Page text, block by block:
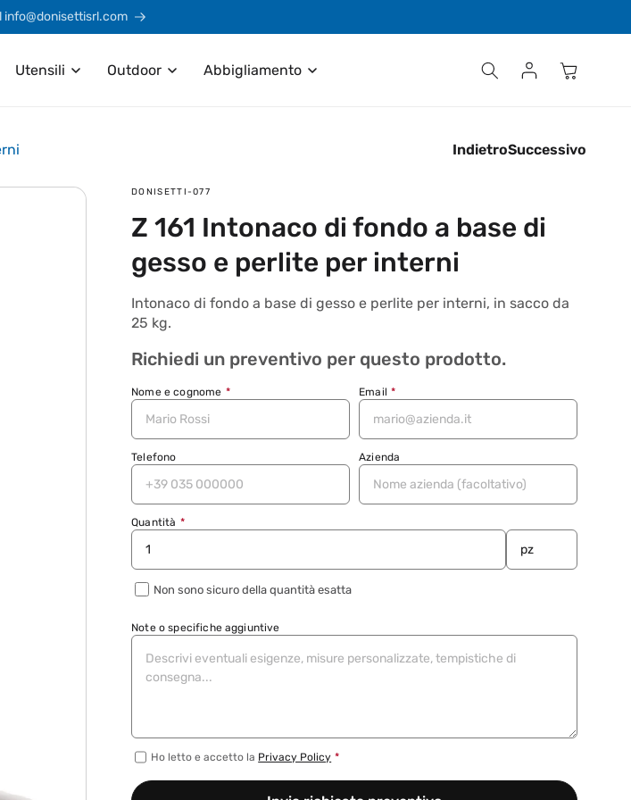
info@donisettisrl.com
Utensili Outdoor Abbigliamento Accedi Carrello
IndietroSuccessivo
SKU:
DONISETTI-077
Z 161 Intonaco di fondo a base di
gesso e perlite per interni
Intonaco di fondo a base di gesso e perlite per interni, in sacco da
25 kg.
Richiedi un preventivo per questo prodotto.
Nome e cognome * Email *
Telefono Azienda
Quantità *
Non sono sicuro della quantità esatta
Note o specifiche aggiuntive
Ho letto e accetto la Privacy Policy *